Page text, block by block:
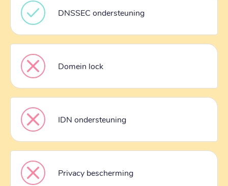
DNSSEC ondersteuning
Domein lock
IDN ondersteuning
Privacy bescherming